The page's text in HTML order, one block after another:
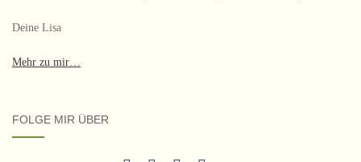
Deine Lisa
Mehr zu mir…
FOLGE MIR ÜBER